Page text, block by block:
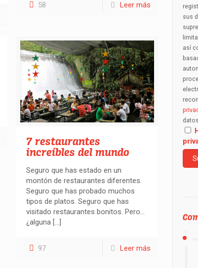
58 Leer más
7 restaurantes
increíbles del mundo
Seguro que has estado en un
montón de restaurantes diferentes.
Seguro que has probado muchos
tipos de platos. Seguro que has
visitado restaurantes bonitos. Pero…
¿alguna […]
97 Leer más
sus
así